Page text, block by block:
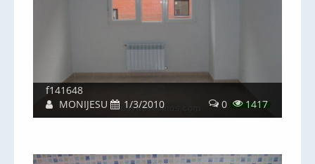
f141648
MONIJESU
1/3/2010 0 1417